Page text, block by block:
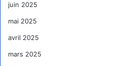
juin 2025
mai 2025
avril 2025
mars 2025